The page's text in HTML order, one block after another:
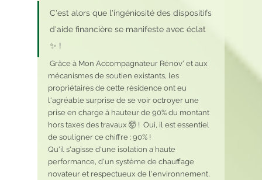
C'est alors que l'ingéniosité des dispositifs
d'aide financière se manifeste avec éclat
✨ !
mécanismes de soutien existants, les
propriétaires de cette résidence ont eu
l'agréable surprise de se voir octroyer une
prise en charge à hauteur de 90% du montant
hors taxes des travaux 🤯 !  Oui, il est essentiel
de souligner ce chiffre : 90% !
Qu'il s'agisse d'une isolation a haute
performance, d'un système de chauffage
novateur et respectueux de l'environnement,